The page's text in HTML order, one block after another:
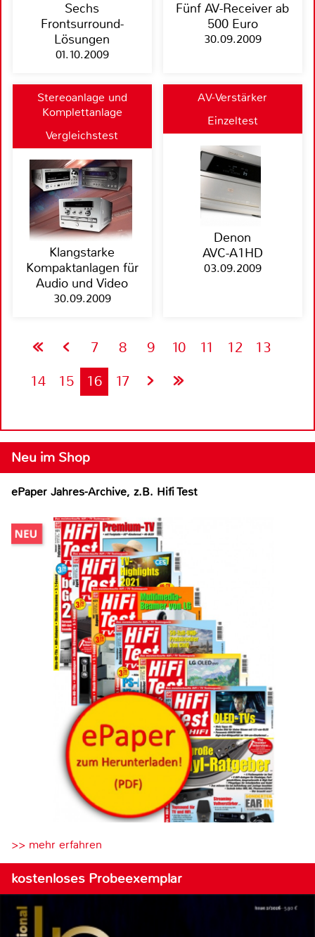
Sechs
Frontsurround-
Lösungen
01.10.2009
Fünf AV-Receiver ab
500 Euro
30.09.2009
Stereoanlage und
Komplettanlage
Vergleichstest
Klangstarke
Kompaktanlagen für
Audio und Video
30.09.2009
AV-Verstärker
Einzeltest
Denon
AVC-A1HD
03.09.2009
7 8 9 10 11 12
13
14
15 16 17
Neu im Shop
ePaper Jahres-Archive, z.B. Hifi Test
>> mehr erfahren
kostenloses Probeexemplar